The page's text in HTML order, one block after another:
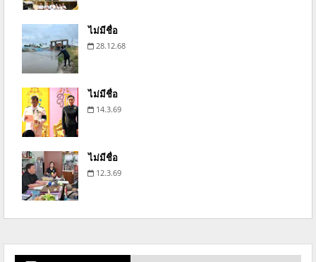
ไม่มีชื่อ
28.12.68
ไม่มีชื่อ
14.3.69
ไม่มีชื่อ
12.3.69